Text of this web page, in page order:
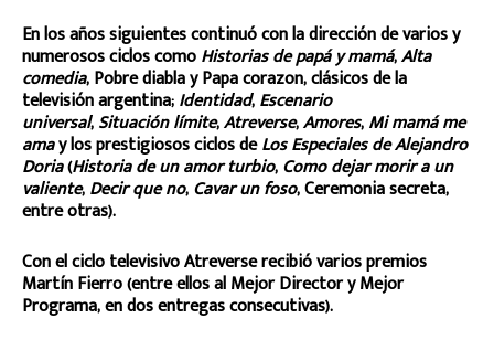
En los años siguientes continuó con la dirección de varios y
numerosos ciclos comoHistorias de papá y mamá,Alta
comedia, Pobre diabla y Papa corazon, clásicos de la
televisión argentina;Identidad,Escenario
universal,Situación límite,Atreverse,Amores,Mi mamá me
amay los prestigiosos ciclos deLos Especiales de Alejandro
Doria(Historia de un amor turbio,Como dejar morir a un
valiente,Decir que no,Cavar un foso, Ceremonia secreta,
entre otras).
Con el ciclo televisivo Atreverse recibió varios premios
Martín Fierro (entre ellos al Mejor Director y Mejor
Programa, en dos entregas consecutivas).